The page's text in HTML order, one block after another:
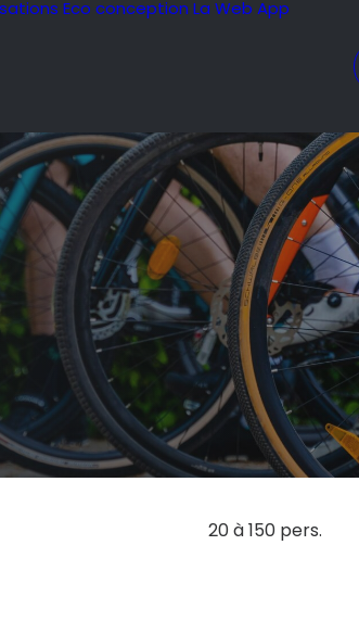
Eco conception La Web App
20 à 150 pers.